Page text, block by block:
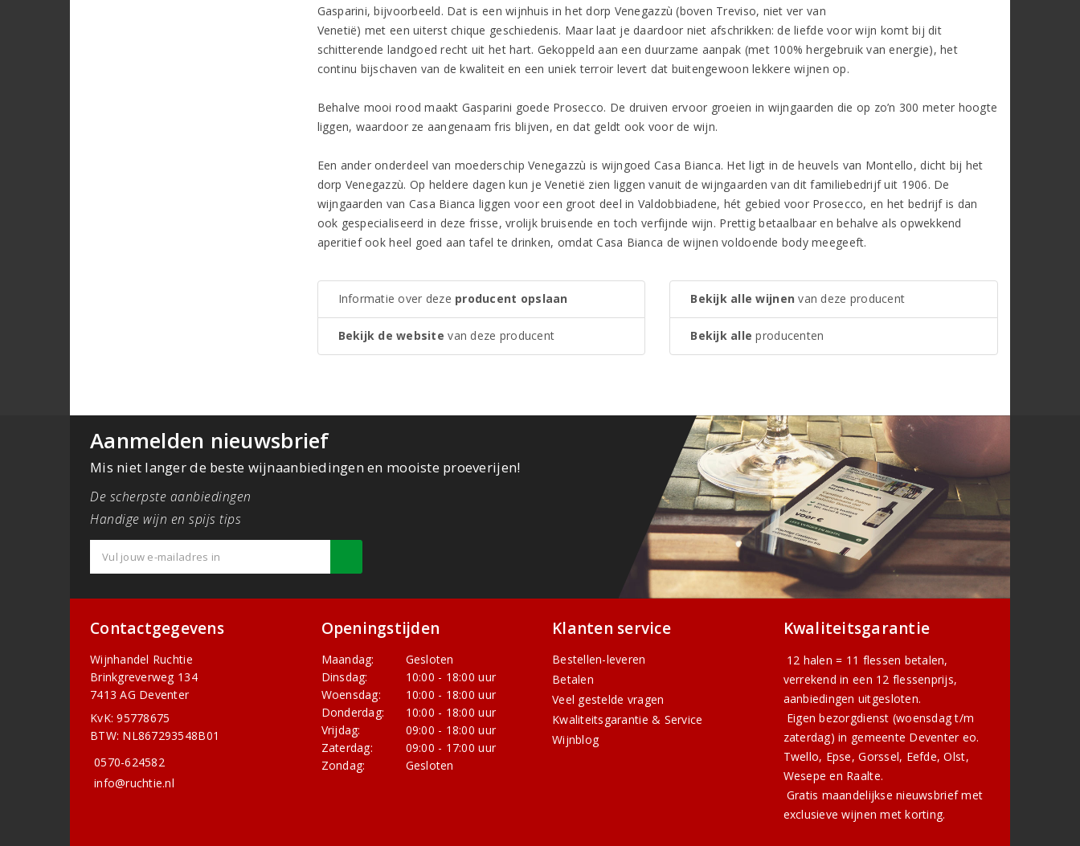
Gasparini, bijvoorbeeld. Dat is een wijnhuis in het dorp Venegazzù (boven Treviso, niet ver van
Venetië) met een uiterst chique geschiedenis. Maar laat je daardoor niet afschrikken: de liefde voor wijn komt bij dit
schitterende landgoed recht uit het hart. Gekoppeld aan een duurzame aanpak (met 100% hergebruik van energie), het
continu bijschaven van de kwaliteit en een uniek terroir levert dat buitengewoon lekkere wijnen op.
Behalve mooi rood maakt Gasparini goede Prosecco. De druiven ervoor groeien in wijngaarden die op zo’n 300 meter hoogte
liggen, waardoor ze aangenaam fris blijven, en dat geldt ook voor de wijn.
Een ander onderdeel van moederschip Venegazzù is wijngoed Casa Bianca. Het ligt in de heuvels van Montello, dicht bij het
dorp Venegazzù. Op heldere dagen kun je Venetië zien liggen vanuit de wijngaarden van dit familiebedrijf uit 1906. De
wijngaarden van Casa Bianca liggen voor een groot deel in Valdobbiadene, hét gebied voor Prosecco, en het bedrijf is dan
ook gespecialiseerd in deze frisse, vrolijk bruisende en toch verfijnde wijn. Prettig betaalbaar en behalve als opwekkend
aperitief ook heel goed aan tafel te drinken, omdat Casa Bianca de wijnen voldoende body meegeeft.
Informatie over deze producent opslaan
Bekijk de website van deze producent
Bekijk alle wijnen van deze producent
Bekijk alle producenten
Aanmelden nieuwsbrief
Mis niet langer de beste wijnaanbiedingen en mooiste proeverijen!
De scherpste aanbiedingen
Handige wijn en spijs tips
Contactgegevens
Wijnhandel Ruchtie
Brinkgreverweg 134
7413 AG Deventer
KvK: 95778675
BTW: NL867293548B01
0570-624582
info@ruchtie.nl
Openingstijden
Maandag:
Gesloten
Dinsdag:
10:00 - 18:00 uur
Woensdag:
10:00 - 18:00 uur
Donderdag:
10:00 - 18:00 uur
Vrijdag:
09:00 - 18:00 uur
Zaterdag:
09:00 - 17:00 uur
Zondag:
Gesloten
Klanten service
Bestellen-leveren
Betalen
Veel gestelde vragen
Kwaliteitsgarantie & Service
Wijnblog
Kwaliteitsgarantie
12 halen = 11 flessen betalen,
verrekend in een 12 flessenprijs,
aanbiedingen uitgesloten.
Eigen bezorgdienst (woensdag t/m
zaterdag) in gemeente Deventer eo.
Twello, Epse, Gorssel, Eefde, Olst,
Wesepe en Raalte.
Gratis maandelijkse nieuwsbriefmet
exclusieve wijnen met korting.